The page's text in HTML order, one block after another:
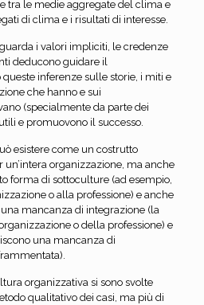
tra le medie aggregate del clima e
di clima e i risultati di interesse.
i valori impliciti, le credenze
deducono guidare il
inferenze sulle storie, i miti e
che hanno e sui
(specialmente da parte dei
e promuovono il successo.
esistere come un costrutto
organizzazione, ma anche
forma di sottoculture (ad esempio,
o alla professione) e anche
mancanza di integrazione (la
o della professione) e
una mancanza di
organizzativa si sono svolte
qualitativo dei casi, ma più di